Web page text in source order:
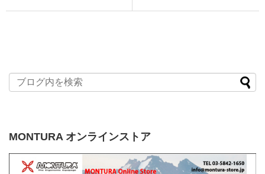
MONTURA オンラインストア